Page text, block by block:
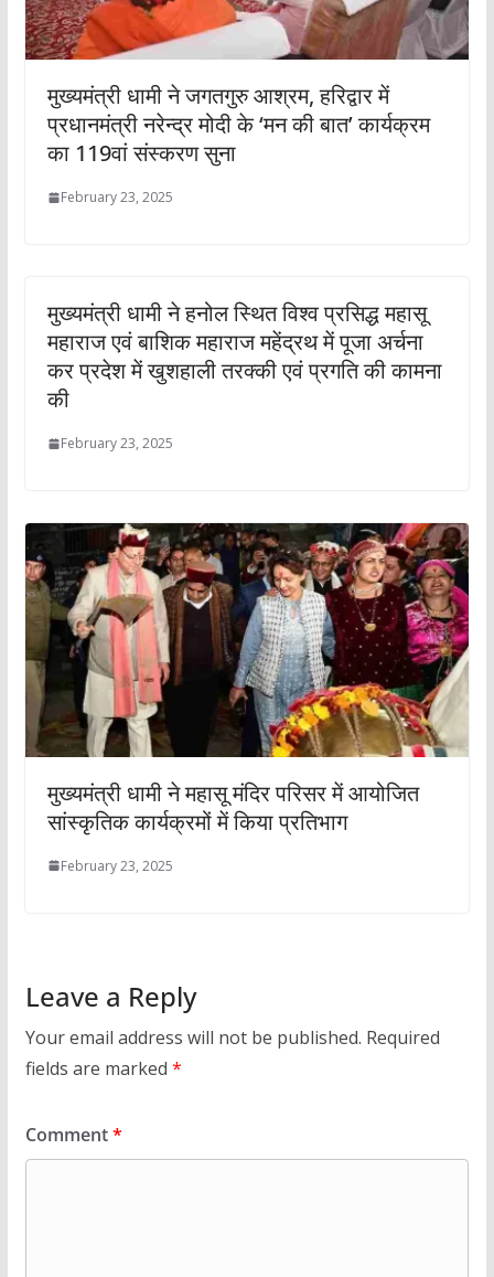
मुख्यमंत्री धामी ने जगतगुरु आश्रम, हरिद्वार में
प्रधानमंत्री नरेन्द्र मोदी के ‘मन की बात’ कार्यक्रम
का 119वां संस्करण सुना
February 23, 2025
मुख्यमंत्री धामी ने हनोल स्थित विश्व प्रसिद्ध महासू
महाराज एवं बाशिक महाराज महेंद्रथ में पूजा अर्चना
कर प्रदेश में खुशहाली तरक्की एवं प्रगति की कामना
की
February 23, 2025
मुख्यमंत्री धामी ने महासू मंदिर परिसर में आयोजित
सांस्कृतिक कार्यक्रमों में किया प्रतिभाग
February 23, 2025
Leave a Reply
Your email address will not be published. Required
fields are marked *
Comment*